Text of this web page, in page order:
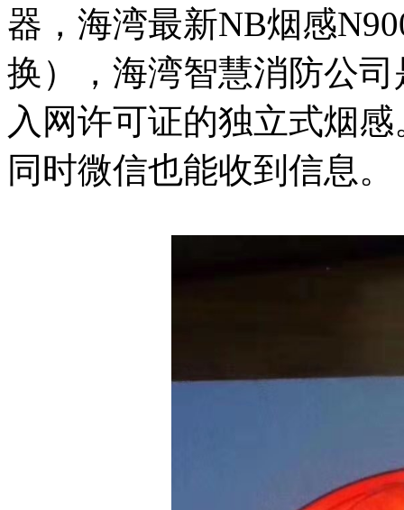
器，海湾最新NB烟感
换），海湾智慧消防公
入网许可证的独立式烟
同时微信也能收到信息。